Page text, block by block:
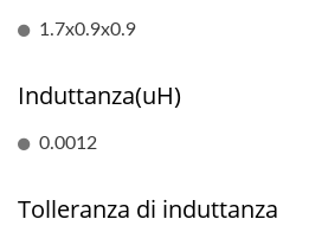
1.7x0.9x0.9
Induttanza(uH)
0.0012
Tolleranza di induttanza